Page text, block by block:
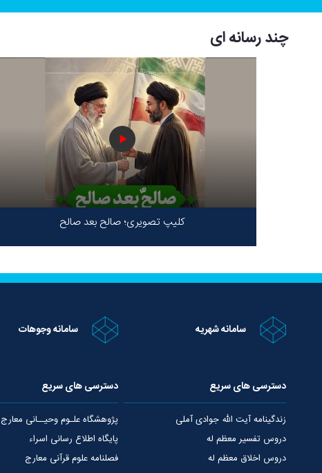
چند رسانه ای
کلیپ تصویری؛ صالح بعد صالح
سامانه شهریه سامانه وجوهات
دسترسی های سریع
زندگینامه آیت الله جوادی آملی
دروس تفسیر معظم له
دروس اخلاق معظم له
دسترسی های سریع
پژوهشگاه علـوم وحیــانی معارج
پایگاه اطلاع رسانی اسراء
فصلنامه علوم قرآنی معارج